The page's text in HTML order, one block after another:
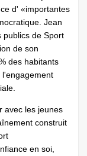
d' «importantes
Jean
publics de Sport
de son
des habitants
l'engagement
avec les jeunes
construit
en soi,